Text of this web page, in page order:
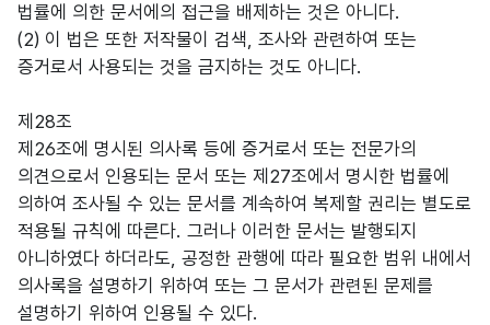
법률에 의한 문서에의 접근을 배제하는 것은 아니다.
(2) 이 법은 또한 저작물이 검색, 조사와 관련하여 또는
증거로서 사용되는 것을 금지하는 것도 아니다.
제28조
제26조에 명시된 의사록 등에 증거로서 또는 전문가의
의견으로서 인용되는 문서 또는 제27조에서 명시한 법률에
의하여 조사될 수 있는 문서를 계속하여 복제할 권리는 별도로
적용될 규칙에 따른다. 그러나 이러한 문서는 발행되지
아니하였다 하더라도, 공정한 관행에 따라 필요한 범위 내에서
의사록을 설명하기 위하여 또는 그 문서가 관련된 문제를
설명하기 위하여 인용될 수 있다.